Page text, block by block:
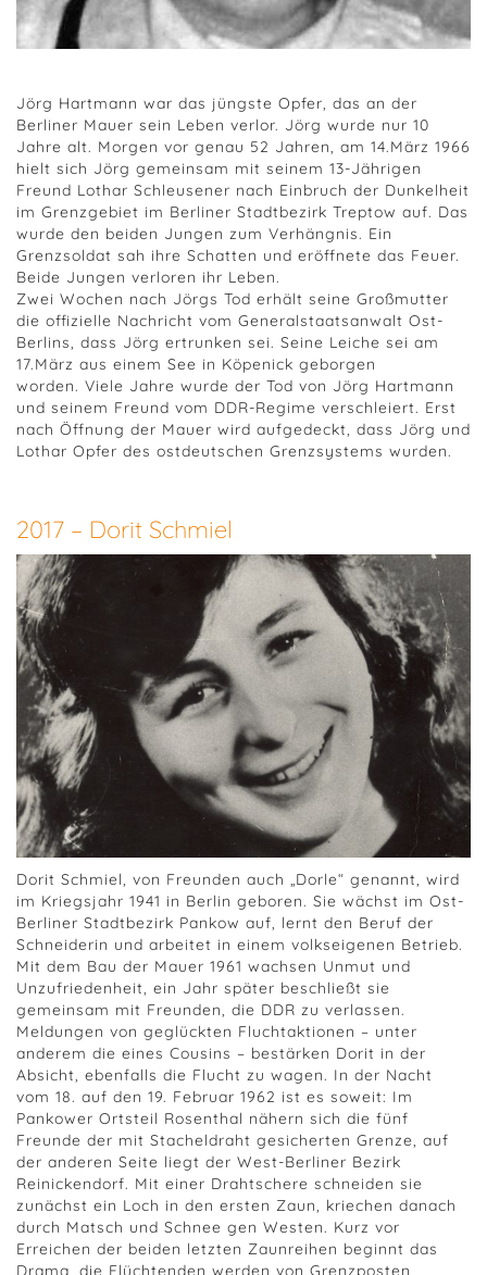
Jörg Hartmann war das jüngste Opfer, das an der
Berliner Mauer sein Leben verlor. Jörg wurde nur 10
Jahre alt. Morgen vor genau 52 Jahren, am 14.März 1966
hielt sich Jörg gemeinsam mit seinem 13-Jährigen
Freund Lothar Schleusener nach Einbruch der Dunkelheit
im Grenzgebiet im Berliner Stadtbezirk Treptow auf. Das
wurde den beiden Jungen zum Verhängnis. Ein
Grenzsoldat sah ihre Schatten und eröffnete das Feuer.
Beide Jungen verloren ihr Leben.
Zwei Wochen nach Jörgs Tod erhält seine Großmutter
die offizielle Nachricht vom Generalstaatsanwalt Ost-
Berlins, dass Jörg ertrunken sei. Seine Leiche sei am
17.März aus einem See in Köpenick geborgen
worden. Viele Jahre wurde der Tod von Jörg Hartmann
und seinem Freund vom DDR-Regime verschleiert. Erst
nach Öffnung der Mauer wird aufgedeckt, dass Jörg und
Lothar Opfer des ostdeutschen Grenzsystems wurden.
2017 – Dorit Schmiel
Dorit Schmiel, von Freunden auch „Dorle“ genannt, wird
im Kriegsjahr 1941 in Berlin geboren. Sie wächst im Ost-
Berliner Stadtbezirk Pankow auf, lernt den Beruf der
Schneiderin und arbeitet in einem volkseigenen Betrieb.
Mit dem Bau der Mauer 1961 wachsen Unmut und
Unzufriedenheit, ein Jahr später beschließt sie
gemeinsam mit Freunden, die DDR zu verlassen.
Meldungen von geglückten Fluchtaktionen – unter
anderem die eines Cousins – bestärken Dorit in der
Absicht, ebenfalls die Flucht zu wagen. In der Nacht
vom 18. auf den 19. Februar 1962 ist es soweit: Im
Pankower Ortsteil Rosenthal nähern sich die fünf
Freunde der mit Stacheldraht gesicherten Grenze, auf
der anderen Seite liegt der West-Berliner Bezirk
Reinickendorf. Mit einer Drahtschere schneiden sie
zunächst ein Loch in den ersten Zaun, kriechen danach
durch Matsch und Schnee gen Westen. Kurz vor
Erreichen der beiden letzten Zaunreihen beginnt das
Drama, die Flüchtenden werden von Grenzposten